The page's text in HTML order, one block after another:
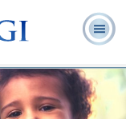
Ofta ställda
frågor
Böcker